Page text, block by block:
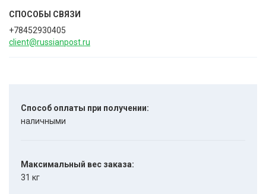
СПОСОБЫ CВЯЗИ
+78452930405
client@russianpost.ru
Способ оплаты при получении:
наличными
Максимальный вес заказа:
31 кг